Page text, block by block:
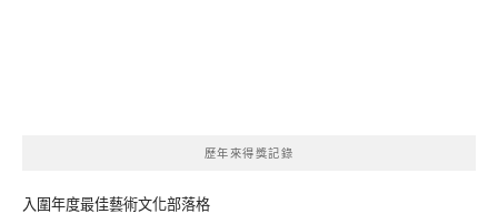
歷年來得獎記錄
入圍年度最佳藝術文化部落格